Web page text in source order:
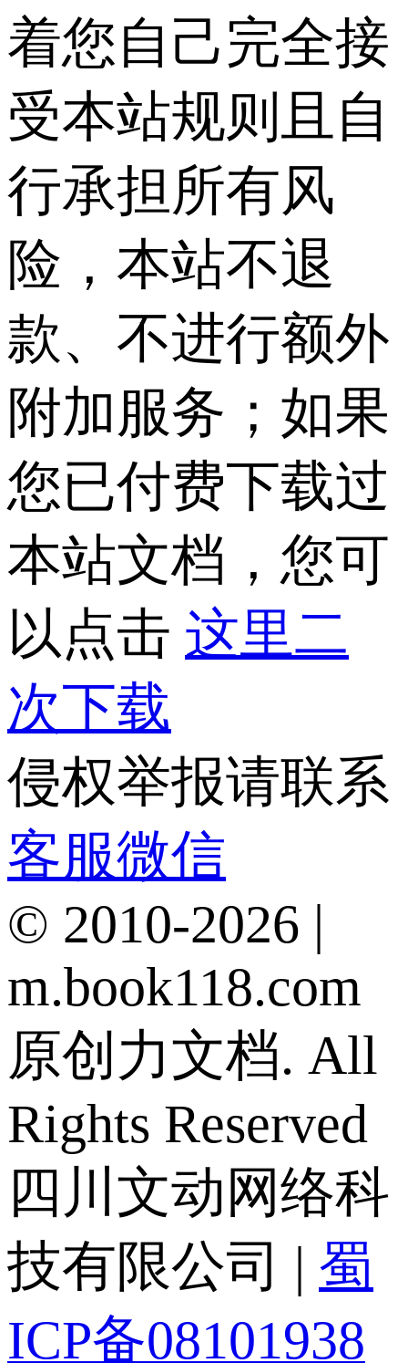
着您自己完全接
受本站规则且自
行承担所有风
险，本站不退
款、不进行额外
附加服务；如果
您已付费下载过
本站文档，您可
以点击 这里二
次下载
侵权举报请联系
客服微信
© 2010-2026 |
m.book118.com
原创力文档. All
Rights Reserved
四川文动网络科
技有限公司 | 蜀
ICP备08101938